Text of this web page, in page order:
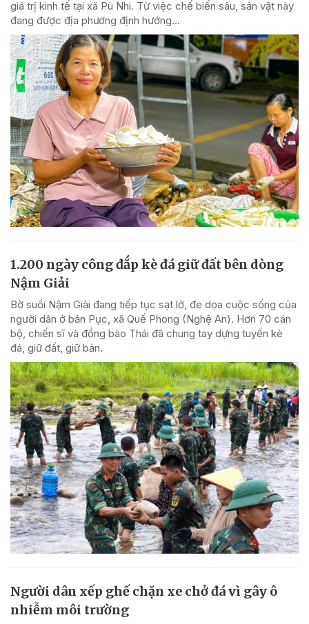
giá trị kinh tế tại xã Pù Nhi. Từ việc chế biến sâu, sản vật này
đang được địa phương định hướng...
1.200 ngày công đắp kè đá giữ đất bên dòng
Nậm Giải
Bờ suối Nậm Giải đang tiếp tục sạt lở, đe dọa cuộc sống của
người dân ở bản Pục, xã Quế Phong (Nghệ An). Hơn 70 cán
bộ, chiến sĩ và đồng bào Thái đã chung tay dựng tuyến kè
đá, giữ đất, giữ bản.
Người dân xếp ghế chặn xe chở đá vì gây ô
nhiễm môi trường